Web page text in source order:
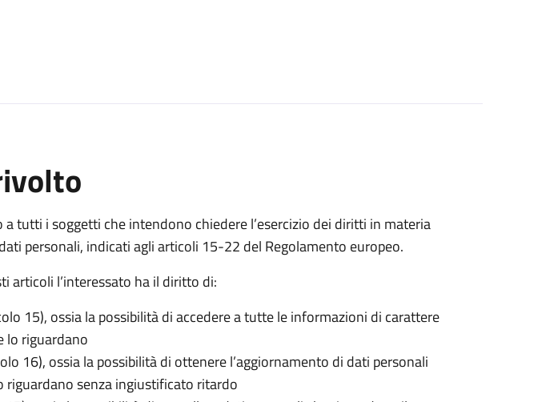
a tutti i soggetti che intendono chiedere l’esercizio dei diritti in materia
personali, indicati agli articoli 15-22 del Regolamento europeo.
articoli l’interessato ha il diritto di:
15), ossia la possibilità di accedere a tutte le informazioni di carattere
lo riguardano
16), ossia la possibilità di ottenere l’aggiornamento di dati personali
riguardano senza ingiustificato ritardo